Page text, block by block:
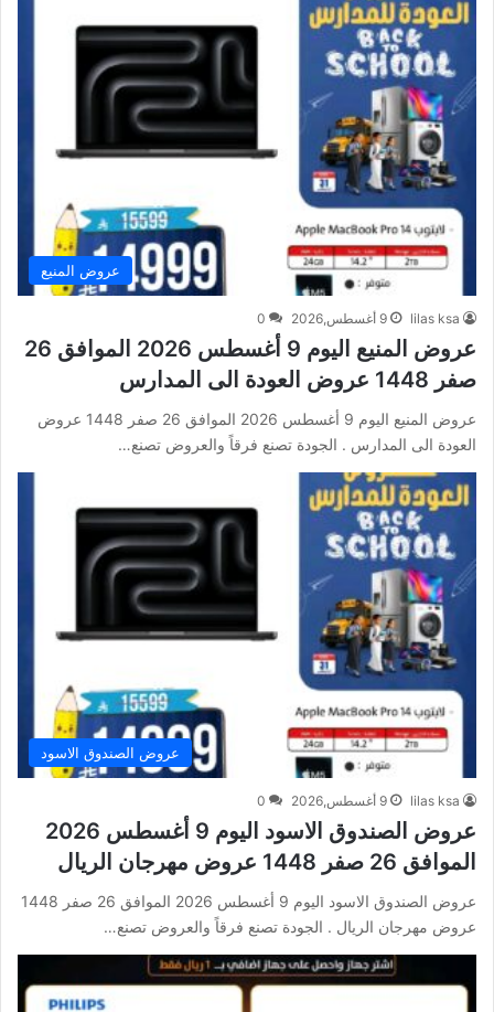
عروض المنيع
lilas ksa 9 أغسطس,2026 0
عروض المنيع اليوم 9 أغسطس 2026 الموافق 26
صفر 1448 عروض العودة الى المدارس
عروض المنيع اليوم 9 أغسطس 2026 الموافق 26 صفر 1448 عروض
العودة الى المدارس . الجودة تصنع فرقاً والعروض تصنع…
عروض الصندوق الاسود
lilas ksa 9 أغسطس,2026 0
عروض الصندوق الاسود اليوم 9 أغسطس 2026
الموافق 26 صفر 1448 عروض مهرجان الريال
عروض الصندوق الاسود اليوم 9 أغسطس 2026 الموافق 26 صفر 1448
عروض مهرجان الريال . الجودة تصنع فرقاً والعروض تصنع…